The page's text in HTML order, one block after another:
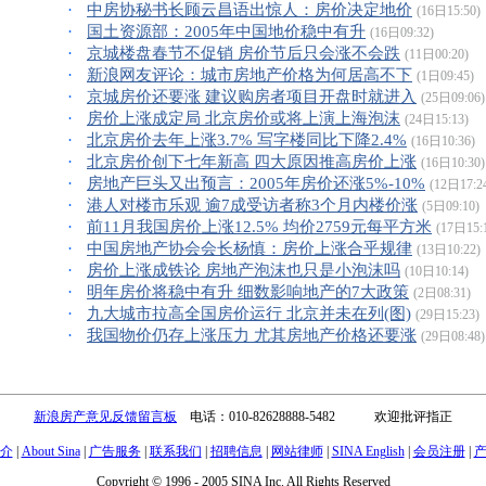
· 中房协秘书长顾云昌语出惊人：房价决定地价 (16日15:50)
· 国土资源部：2005年中国地价稳中有升 (16日09:32)
· 京城楼盘春节不促销 房价节后只会涨不会跌 (11日00:20)
· 新浪网友评论：城市房地产价格为何居高不下 (1日09:45)
· 京城房价还要涨 建议购房者项目开盘时就进入 (25日09:06)
· 房价上涨成定局 北京房价或将上演上海泡沫 (24日15:13)
· 北京房价去年上涨3.7% 写字楼同比下降2.4% (16日10:36)
· 北京房价创下七年新高 四大原因推高房价上涨 (16日10:30)
· 房地产巨头又出预言：2005年房价还涨5%-10% (12日
· 港人对楼市乐观 逾7成受访者称3个月内楼价涨 (5日09:10)
· 前11月我国房价上涨12.5% 均价2759元每平方米 (17日
· 中国房地产协会会长杨慎：房价上涨合乎规律 (13日10:22)
· 房价上涨成铁论 房地产泡沫也只是小泡沫吗 (10日10:14)
· 明年房价将稳中有升 细数影响地产的7大政策 (2日08:31)
· 九大城市拉高全国房价运行 北京并未在列(图) (29日15:23)
· 我国物价仍存上涨压力 尤其房地产价格还要涨 (29日08:48)
新浪房产意见反馈留言板 电话：010-82628888-5482 欢迎批评指正
| About Sina| 广告服务| 联系我们 招聘信息 网站律师| SINA English| 会员注册|
Copyright © 1996 - 2005 SINA Inc. All Rights Reserved